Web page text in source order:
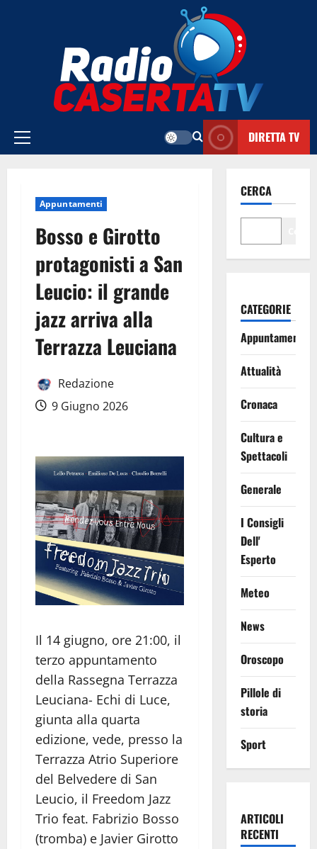
Menu
DIRETTA TV
Appuntamenti
Bosso e Girotto
protagonisti a San
Leucio: il grande
jazz arriva alla
Terrazza Leuciana
Redazione
9 Giugno 2026
Il 14 giugno, ore 21:00, il
terzo appuntamento
della Rassegna Terrazza
Leuciana- Echi di Luce,
giunta alla quarta
edizione, vede, presso la
Terrazza Atrio Superiore
del Belvedere di San
Leucio, il Freedom Jazz
Trio feat. Fabrizio Bosso
(tromba) e Javier Girotto
CERCA
CATEGORIE
Appuntamenti
Attualità
Cronaca
Cultura e
Spettacoli
Generale
I Consigli
Dell'
Esperto
Meteo
News
Oroscopo
Pillole di
storia
Sport
ARTICOLI
RECENTI